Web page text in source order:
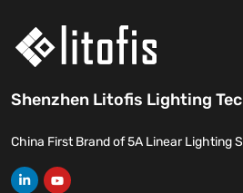
Shenzhen Litofis Lighting
China First Brand of 5A Linear Lighting